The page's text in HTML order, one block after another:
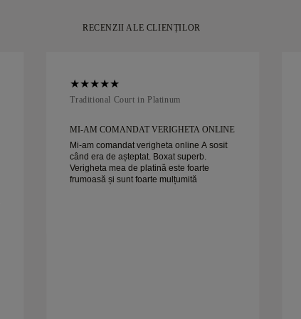
RECENZII ALE CLIENȚILOR
Traditional Court in Platinum
MI-AM COMANDAT VERIGHETA ONLINE
Mi-am comandat verigheta online A sosit
când era de așteptat. Boxat superb.
Verigheta mea de platină este foarte
frumoasă și sunt foarte mulțumită